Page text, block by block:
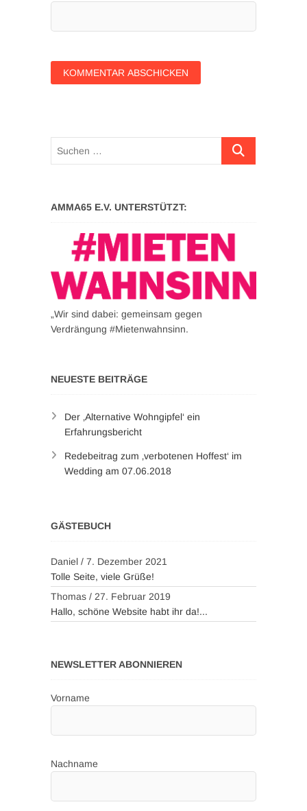
Suchen …
AMMA65 E.V. UNTERSTÜTZT:
„Wir sind dabei: gemeinsam gegen
Verdrängung #Mietenwahnsinn.
NEUESTE BEITRÄGE
Der ‚Alternative Wohngipfel‘ ein
Erfahrungsbericht
Redebeitrag zum ‚verbotenen Hoffest‘ im
Wedding am 07.06.2018
GÄSTEBUCH
Daniel / 7. Dezember 2021
Tolle Seite, viele Grüße!
Thomas / 27. Februar 2019
Hallo, schöne Website habt ihr da!...
NEWSLETTER ABONNIEREN
Vorname
Nachname